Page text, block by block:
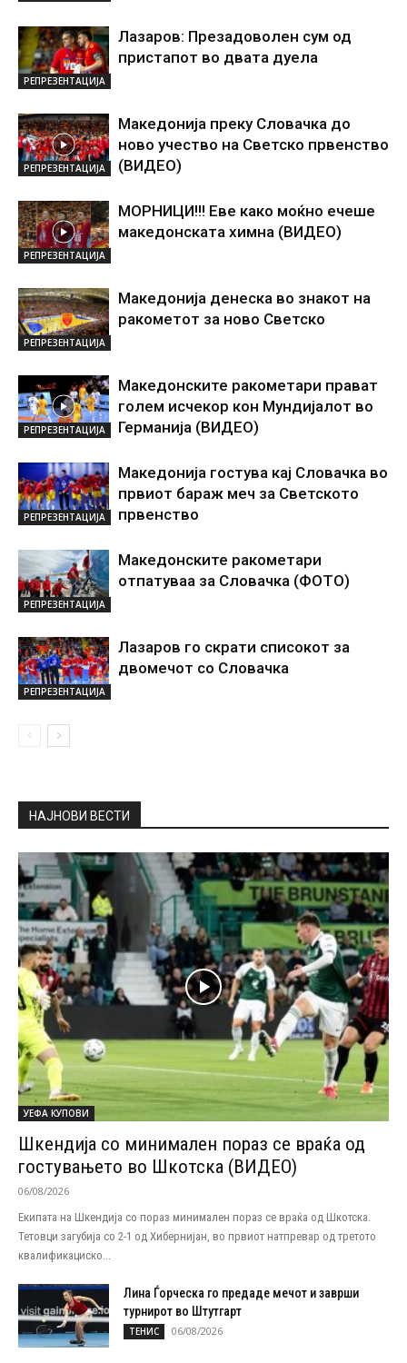
РЕПРЕЗЕНТАЦИЈА
Лазаров: Презадоволен сум од
пристапот во двата дуела
РЕПРЕЗЕНТАЦИЈА
Македонија преку Словачка до
ново учество на Светско првенство
(ВИДЕО)
РЕПРЕЗЕНТАЦИЈА
МОРНИЦИ!!! Еве како моќно ечеше
македонската химна (ВИДЕО)
РЕПРЕЗЕНТАЦИЈА
Македонија денеска во знакот на
ракометот за ново Светско
РЕПРЕЗЕНТАЦИЈА
Македонските ракометари прават
голем исчекор кон Мундијалот во
Германија (ВИДЕО)
РЕПРЕЗЕНТАЦИЈА
Македонија гостува кај Словачка во
првиот бараж меч за Светското
првенство
РЕПРЕЗЕНТАЦИЈА
Македонските ракометари
отпатуваа за Словачка (ФОТО)
РЕПРЕЗЕНТАЦИЈА
Лазаров го скрати списокот за
двомечот со Словачка
НАЈНОВИ ВЕСТИ
УЕФА КУПОВИ
Шкендија со минимален пораз се враќа од
гостувањето во Шкотска (ВИДЕО)
06/08/2026
Екипата на Шкендија со пораз минимален пораз се враќа од Шкотска.
Тетовци загубија со 2-1 од Хибернијан, во првиот натпревар од третото
квалификациско...
Лина Ѓорческа го предаде мечот и заврши
турнирот во Штутгарт
ТЕНИС 06/08/2026